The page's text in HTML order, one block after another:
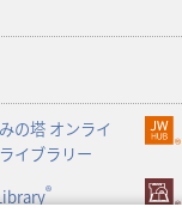
の塔 オンライ
イブラリー
（新
い
®